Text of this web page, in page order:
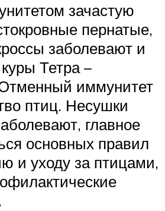
зачастую
пернатые,
заболевают и
Тетра –
иммунитет
птиц. Несушки
главное
основных правил
и уходу за птицами,